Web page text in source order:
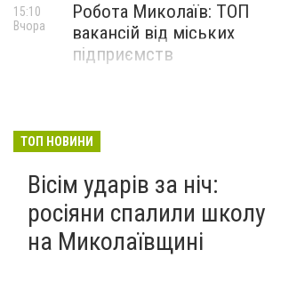
Робота Миколаїв: ТОП
вакансій від міських
підприємств
15:10
Вчора
ТОП НОВИНИ
Вісім ударів за ніч:
росіяни спалили школу
на Миколаївщині